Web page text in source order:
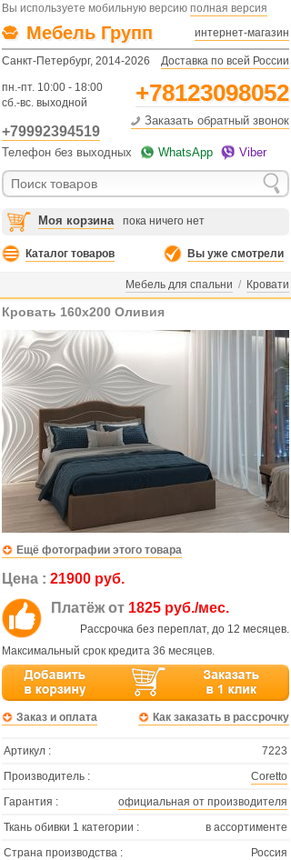
Вы используете мобильную версию полная версия
Мебель Групп интернет-магазин
Санкт-Петербург, 2014-2026 Доставка по всей России
пн.-пт. 10:00 - 18:00
сб.-вс. выходной
+78123098052
+79992394519
Заказать обратный звонок
Телефон без выходных WhatsApp Viber
Моя корзина пока ничего нет
Каталог товаров Вы уже смотрели
Мебель для спальни / Кровати
Кровать 160х200 Оливия
Ещё фотографии этого товара
Цена : 21900 руб.
Платёж от 1825 руб./мес.
Рассрочка без переплат, до 12 месяцев.
Максимальный срок кредита 36 месяцев.
Заказ и оплата Как заказать в рассрочку
Артикул :
7223
Производитель :
Coretto
Гарантия :
официальная от производителя
Ткань обивки 1 категории :
в ассортименте
Страна производства :
Россия